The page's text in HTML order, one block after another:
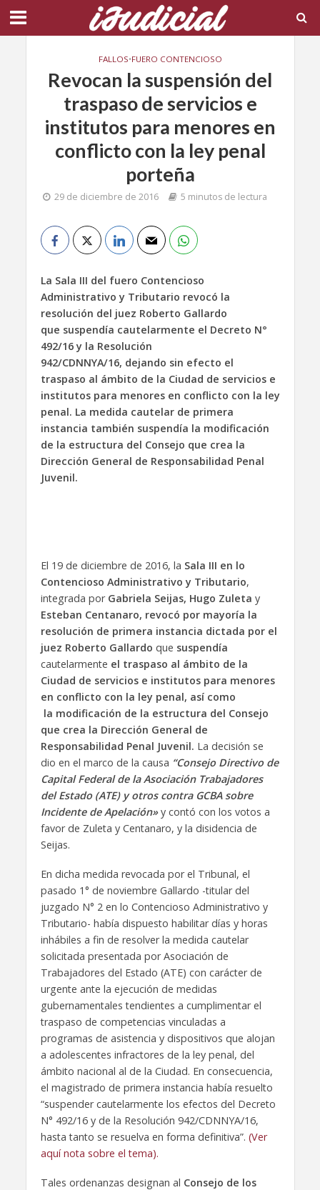
FALLOS•FUERO CONTENCIOSO
Revocan la suspensión del
traspaso de servicios e
institutos para menores en
conflicto con la ley penal
porteña
29 de diciembre de 2016 5 minutos de lectura
La Sala III del fuero Contencioso
Administrativo y Tributario revocó la
resolución del juez Roberto Gallardo
que suspendía cautelarmente el Decreto N°
492/16 y la Resolución
942/CDNNYA/16, dejando sin efecto el
traspaso al ámbito de la Ciudad de servicios e
institutos para menores en conflicto con la ley
penal. La medida cautelar de primera
instancia también suspendía la modificación
de la estructura del Consejo que crea la
Dirección General de Responsabilidad Penal
Juvenil.
El 19 de diciembre de 2016, la Sala III en lo
Contencioso Administrativo y Tributario,
integrada por Gabriela Seijas, Hugo Zuleta y
Esteban Centanaro, revocó por mayoría la
resolución de primera instancia dictada por el
juez Roberto Gallardo que suspendía
cautelarmente el traspaso al ámbito de la
Ciudad de servicios e institutos para menores
en conflicto con la ley penal, así como
la modificación de la estructura del Consejo
que crea la Dirección General de
Responsabilidad Penal Juvenil. La decisión se
dio en el marco de la causa “Consejo Directivo de
Capital Federal de la Asociación Trabajadores
del Estado (ATE) y otros contra GCBA sobre
Incidente de Apelación» y contó con los votos a
favor de Zuleta y Centanaro, y la disidencia de
Seijas.
En dicha medida revocada por el Tribunal, el
pasado 1° de noviembre Gallardo -titular del
juzgado N° 2 en lo Contencioso Administrativo y
Tributario- había dispuesto habilitar días y horas
inhábiles a fin de resolver la medida cautelar
solicitada presentada por Asociación de
Trabajadores del Estado (ATE) con carácter de
urgente ante la ejecución de medidas
gubernamentales tendientes a cumplimentar el
traspaso de competencias vinculadas a
programas de asistencia y dispositivos que alojan
a adolescentes infractores de la ley penal, del
ámbito nacional al de la Ciudad. En consecuencia,
el magistrado de primera instancia había resuelto
“suspender cautelarmente los efectos del Decreto
N° 492/16 y de la Resolución 942/CDNNYA/16,
hasta tanto se resuelva en forma definitiva”. (Ver
aquí nota sobre el tema).
Tales ordenanzas designan al Consejo de los